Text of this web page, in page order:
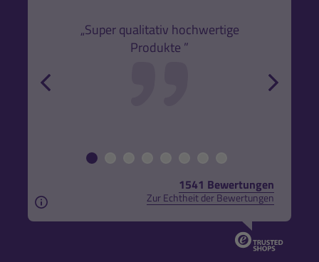
„Super qualitativ hochwertige
Produkte ”
1541 Bewertungen
Zur Echtheit der Bewertungen
Aus rechtlichen Gründen weisen wir darauf hin,